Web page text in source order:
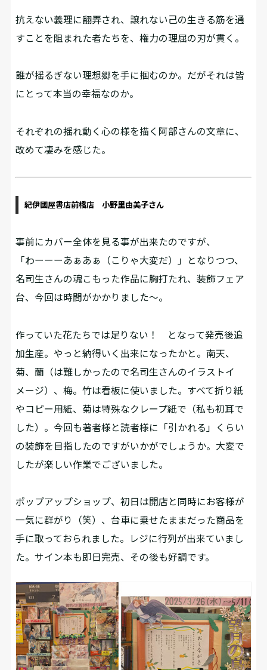
抗えない義理に翻弄され、譲れない己の生きる筋を通
すことを阻まれた者たちを、権力の理屈の刃が貫く。
誰が揺るぎない理想郷を手に掴むのか。だがそれは皆
にとって本当の幸福なのか。
それぞれの揺れ動く心の様を描く阿部さんの文章に、
改めて凄みを感じた。
紀伊國屋書店前橋店 小野里由美子さん
事前にカバー全体を見る事が出来たのですが、
「わーーーあぁあぁ（こりゃ大変だ）」となりつつ、
名司生さんの魂こもった作品に胸打たれ、装飾フェア
台、今回は時間がかかりました～。
作っていた花たちでは足りない！ となって発売後追
加生産。やっと納得いく出来になったかと。南天、
菊、蘭（は難しかったので名司生さんのイラストイ
メージ）、梅。竹は看板に使いました。すべて折り紙
やコピー用紙、菊は特殊なクレープ紙で（私も初耳で
した）。今回も著者様と読者様に「引かれる」くらい
の装飾を目指したのですがいかがでしょうか。大変で
したが楽しい作業でございました。
ポップアップショップ、初日は開店と同時にお客様が
一気に群がり（笑）、台車に乗せたままだった商品を
手に取っておられました。レジに行列が出来ていまし
た。サイン本も即日完売、その後も好調です。